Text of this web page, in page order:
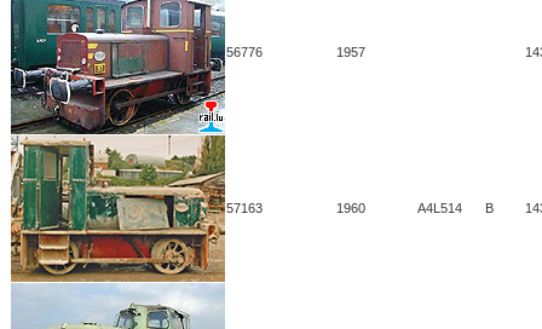
56776 1957
57163 1960 A4L514 B